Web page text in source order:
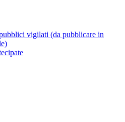
vigilati (da pubblicare in